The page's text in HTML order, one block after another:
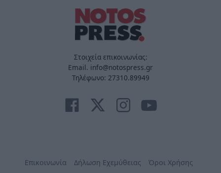
Στοιχεία επικοινωνίας:
Email. info@notospress.gr
Τηλέφωνο: 27310.89949
Επικοινωνία Δήλωση Εχεμύθειας Όροι Χρήσης